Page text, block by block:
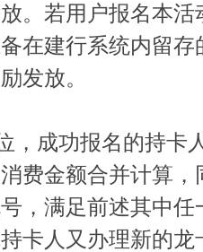
。若用户报名本
在建行系统内留
发放。
，成功报名的持卡
消费金额合并计算
，满足前述其中
卡人又办理新的